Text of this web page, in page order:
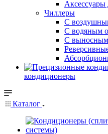
Аксессуары
Чиллеры
С
С водяным
С выносным
кондиционеры
Каталог